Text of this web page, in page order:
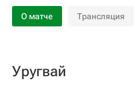
О матче Трансляция
Уругвай